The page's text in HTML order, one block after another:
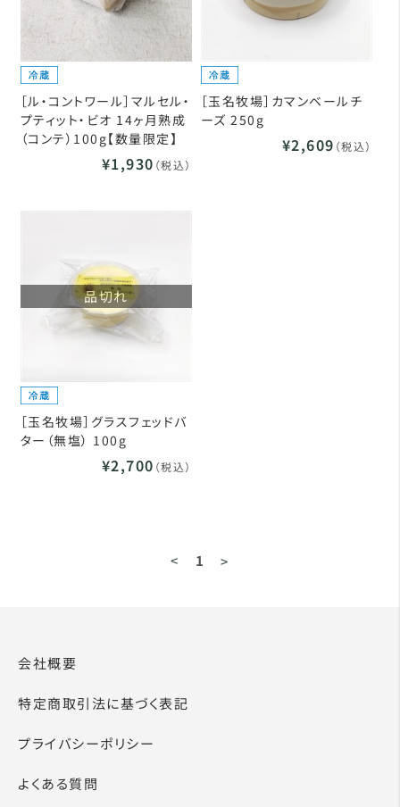
［ル・コントワール］マルセル・
プティット・ビオ 14ヶ月熟成
（コンテ）100g【数量限定】
¥1,930 （税込）
［玉名牧場］カマンベールチ
ーズ 250g
¥2,609 （税込）
品切れ
［玉名牧場］グラスフェッドバ
ター（無塩） 100g
¥2,700 （税込）
< 1 >
会社概要
特定商取引法に基づく表記
プライバシーポリシー
よくある質問